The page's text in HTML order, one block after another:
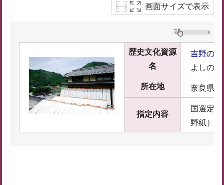
画面サイズで表示
歴史文化資源
名
吉野の
よしの
所在地 奈良県
指定内容
国選定
野紙）